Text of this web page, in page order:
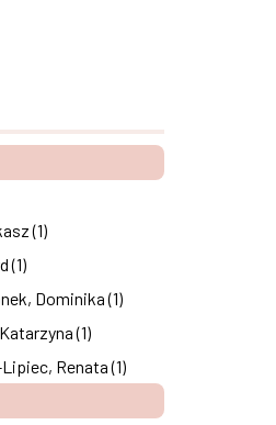
(1)
(1)
Dominika (1)
(1)
Renata (1)